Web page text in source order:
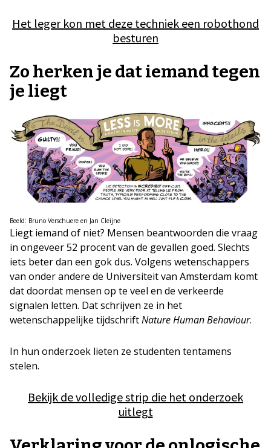
Het leger kon met deze techniek een robothond
besturen
Zo herken je dat iemand tegen
je liegt
Beeld: Bruno Verschuere en Jan Cleijne
Liegt iemand of niet? Mensen beantwoorden die vraag
in ongeveer 52 procent van de gevallen goed. Slechts
iets beter dan een gok dus. Volgens wetenschappers
van onder andere de Universiteit van Amsterdam komt
dat doordat mensen op te veel en de verkeerde
signalen letten. Dat schrijven ze in het
wetenschappelijke tijdschriftNature Human Behaviour.
In hun onderzoek lieten ze studenten tentamens
stelen.
Bekijk de volledige strip die het onderzoek
uitlegt